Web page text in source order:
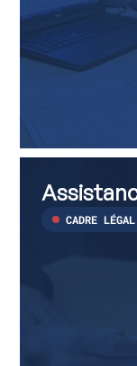
Assistance
permis
Voir
Assistance
législation
CADRE